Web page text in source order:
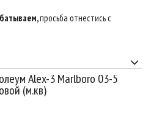
просьба отнестись с
Alex-3 Marlboro 03-5
(м.кв)